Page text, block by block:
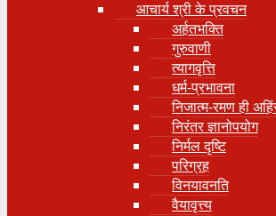
आचार्य श्री के प्रवचन
अर्हतभक्ति
गुरुवाणी
त्यागवृत्ति
धर्म-प्रभावना
निजात्म-रमण ही
निरंतर ज्ञानोपयोग
निर्मल दृष्टि
परिग्रह
विनयावनति
वैयावृत्त्य